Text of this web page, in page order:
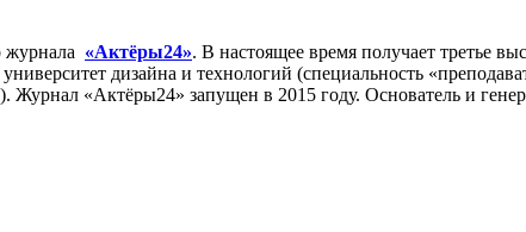
журнала «Актёры24». В настоящее время получает третье
дизайна и технологий (специальность
Журнал «Актёры24» запущен в 2015 году. Основатель и